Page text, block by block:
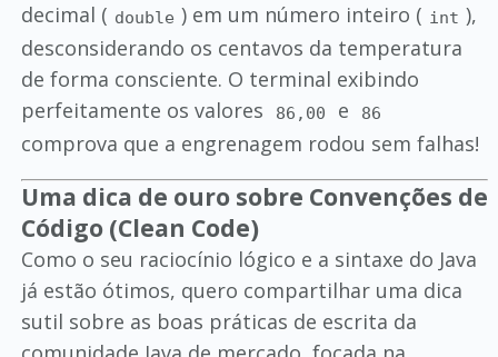
decimal ( double ) em um número inteiro ( int ),
desconsiderando os centavos da temperatura
de forma consciente. O terminal exibindo
perfeitamente os valores
86,00 e 86
comprova que a engrenagem rodou sem falhas!
Uma dica de ouro sobre Convenções de
Código (Clean Code)
Como o seu raciocínio lógico e a sintaxe do Java
já estão ótimos, quero compartilhar uma dica
sutil sobre as boas práticas de escrita da